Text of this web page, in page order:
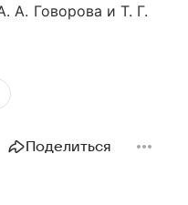
А. Говорова и Т. Г.
Поделиться